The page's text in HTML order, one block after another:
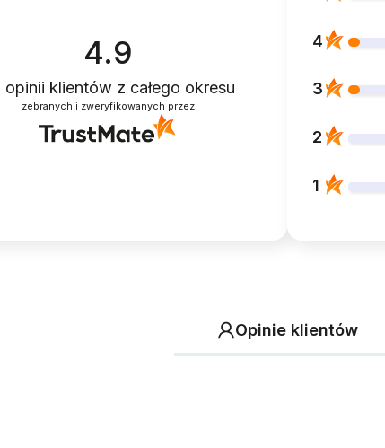
4.9
opinii klientów z całego okresu
zebranych i zweryfikowanych przez
4
3
2
1
Opinie klientów